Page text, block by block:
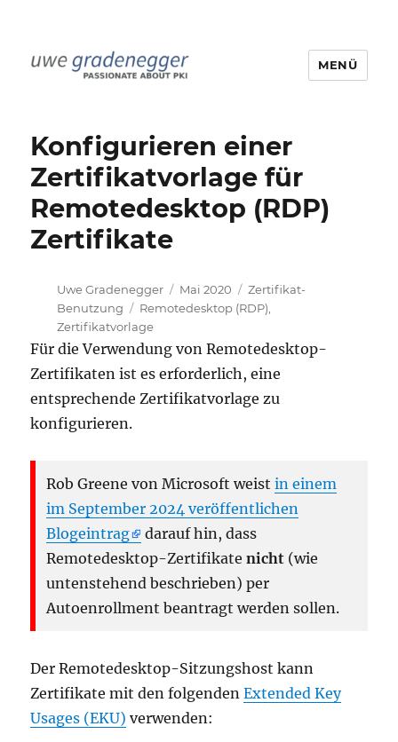
MENÜ
Konfigurieren einer
Zertifikatvorlage für
Remotedesktop (RDP)
Zertifikate
Autor
Uwe Gradenegger
Veröffentlicht
am
Mai 2020 Kategorien
Zertifikat-
Benutzung
Schlagwörter
Remotedesktop (RDP)
Zertifikatvorlage
Für die Verwendung von Remotedesktop-
Zertifikaten ist es erforderlich, eine
entsprechende Zertifikatvorlage zu
konfigurieren.
Rob Greene von Microsoft weistin einem
im September 2024 veröffentlichen
Blogeintrag
darauf hin, dass
Remotedesktop-Zertifikatenicht (wie
untenstehend beschrieben) per
Autoenrollment beantragt werden sollen.
Der Remotedesktop-Sitzungshost kann
Zertifikate mit den folgendenExtended Key
Usages (EKU) verwenden: